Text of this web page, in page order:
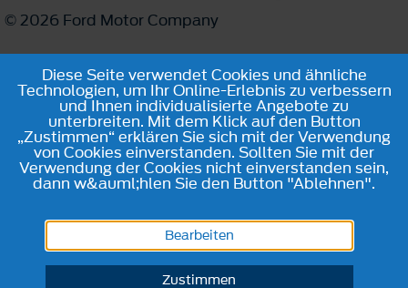
© 2026 Ford Motor Company
Diese Seite verwendet Cookies und ähnliche
Technologien, um Ihr Online-Erlebnis zu verbessern
und Ihnen individualisierte Angebote zu
unterbreiten. Mit dem Klick auf den Button
„Zustimmen“ erklären Sie sich mit der Verwendung
von Cookies einverstanden. Sollten Sie mit der
Verwendung der Cookies nicht einverstanden sein,
dann w&auml;hlen Sie den Button "Ablehnen".
Bearbeiten
Zustimmen